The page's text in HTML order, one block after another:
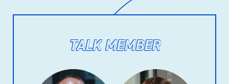
TALK MEMBER